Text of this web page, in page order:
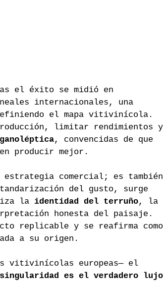
el éxito se midió en
internacionales, una
el mapa vitivinícola.
limitar rendimientos y
, convencidas de que
producir mejor.
estrategia comercial; es también
del gusto, surge
la identidad del terruño, la
honesta del paisaje.
replicable y se reafirma como
a su origen.
vitivinícolas europeas— el
singularidad es el verdadero lujo